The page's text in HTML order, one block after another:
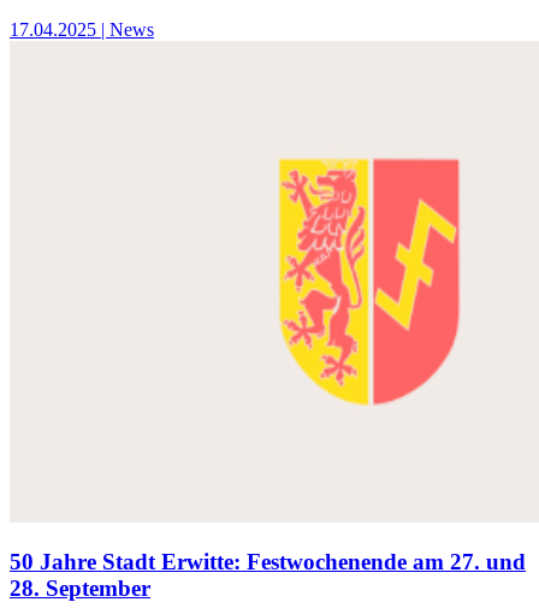
17.04.2025 | News
50 Jahre Stadt Erwitte: Festwochenende am 27. und
28. September